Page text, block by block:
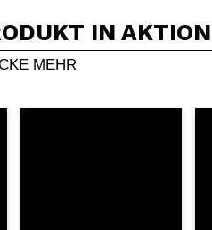
es dir vor...
5/
IN
MEHR